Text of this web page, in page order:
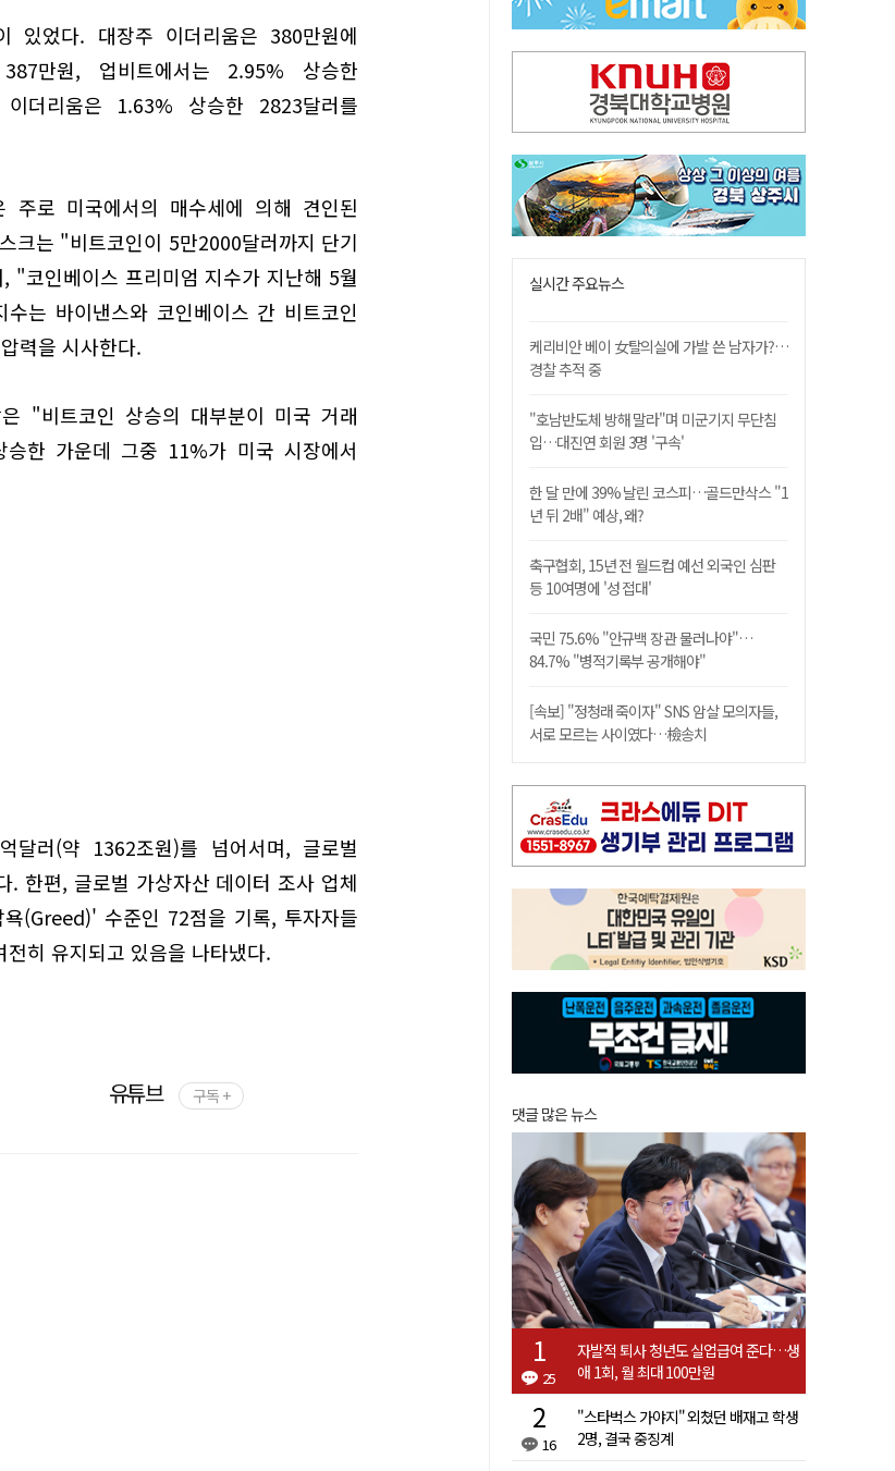
있었다. 대장주 이더리움은 380만원에
만원, 업비트에서는 2.95% 상승한
이더리움은 1.63% 상승한 2823달러를
주로 미국에서의 매수세에 의해 견인된
크는 "비트코인이 5만2000달러까지 단기
"코인베이스 프리미엄 지수가 지난해 5월
는 바이낸스와 코인베이스 간 비트코인
력을 시사한다.
"비트코인 상승의 대부분이 미국 거래
한 가운데 그중 11%가 미국 시장에서
달러(약 1362조원)를 넘어서며, 글로벌
. 한편, 글로벌 가상자산 데이터 조사 업체
(Greed)' 수준인 72점을 기록, 투자자들
히 유지되고 있음을 나타냈다.
유튜브 구독 +
'솔리다임 IPO 추진설' SK하이닉스, 주가 9% 급락
실시간 주요뉴스
케리비안 베이 女탈의실에 가발 쓴 남자가?…
경찰 추적 중
"호남반도체 방해 말라"며 미군기지 무단침
입…대진연 회원 3명 '구속'
한 달 만에 39% 날린 코스피…골드만삭스 "1
년 뒤 2배" 예상, 왜?
축구협회, 15년 전 월드컵 예선 외국인 심판
등 10여명에 '성 접대'
국민 75.6% "안규백 장관 물러나야"…
84.7% "병적기록부 공개해야"
[속보] "정청래 죽이자" SNS 암살 모의자들,
서로 모르는 사이였다…檢송치
댓글 많은 뉴스
25
자발적 퇴사 청년도 실업급여 준다…생
애 1회, 월 최대 100만원
16
"스타벅스 가야지" 외쳤던 배재고 학생
2명, 결국 중징계